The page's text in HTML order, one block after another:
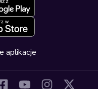
dostępności
firm i bibliotek
aplikacje